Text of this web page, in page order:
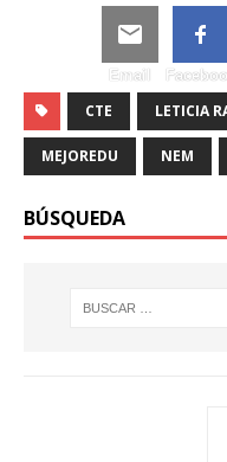
Email
CTE LETICIA
MEJOREDU NEM
BÚSQUEDA